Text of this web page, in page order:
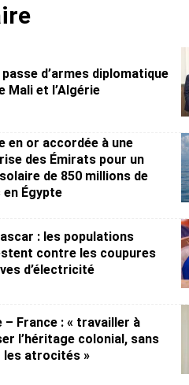
passe d’armes diplomatique
Mali et l’Algérie
en or accordée à une
des Émirats pour un
de 850 millions de
Égypte
: les populations
contre les coupures
d’électricité
– France : « travailler à
l’héritage colonial, sans
les atrocités »